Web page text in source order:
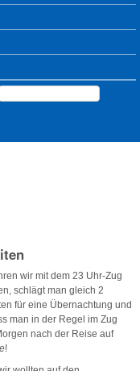
wir mit dem 23 Uhr-Zug
schlägt man gleich 2
für eine Übernachtung und
man in der Regel im Zug
nach der Reise auf
!